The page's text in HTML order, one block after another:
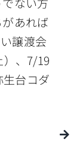
あれば
譲渡会
）、7/19
生台コダ